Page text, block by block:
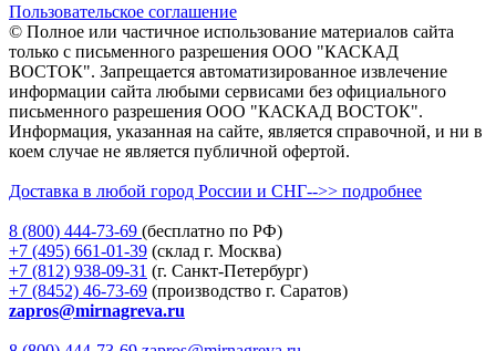
Пользовательское соглашение
© Полное или частичное использование материалов сайта
только с письменного разрешения ООО "КАСКАД
ВОСТОК". Запрещается автоматизированное извлечение
информации сайта любыми сервисами без официального
письменного разрешения ООО "КАСКАД ВОСТОК".
Информация, указанная на сайте, является справочной, и ни в
коем случае не является публичной офертой.
Доставка в любой город России и СНГ-->> подробнее
8 (800) 444-73-69 (бесплатно по РФ)
+7 (495) 661-01-39 (склад г. Москва)
+7 (812) 938-09-31 (г. Санкт-Петербург)
+7 (8452) 46-73-69 (производство г. Саратов)
zapros@mirnagreva.ru